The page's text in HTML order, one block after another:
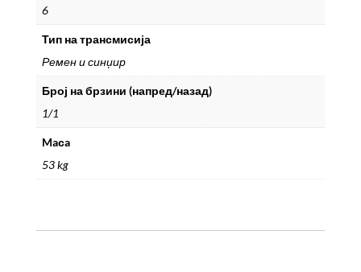
6
Тип на трансмисија
Ремен и синџир
Број на брзини (напред/назад)
1/1
Maсa
53 kg